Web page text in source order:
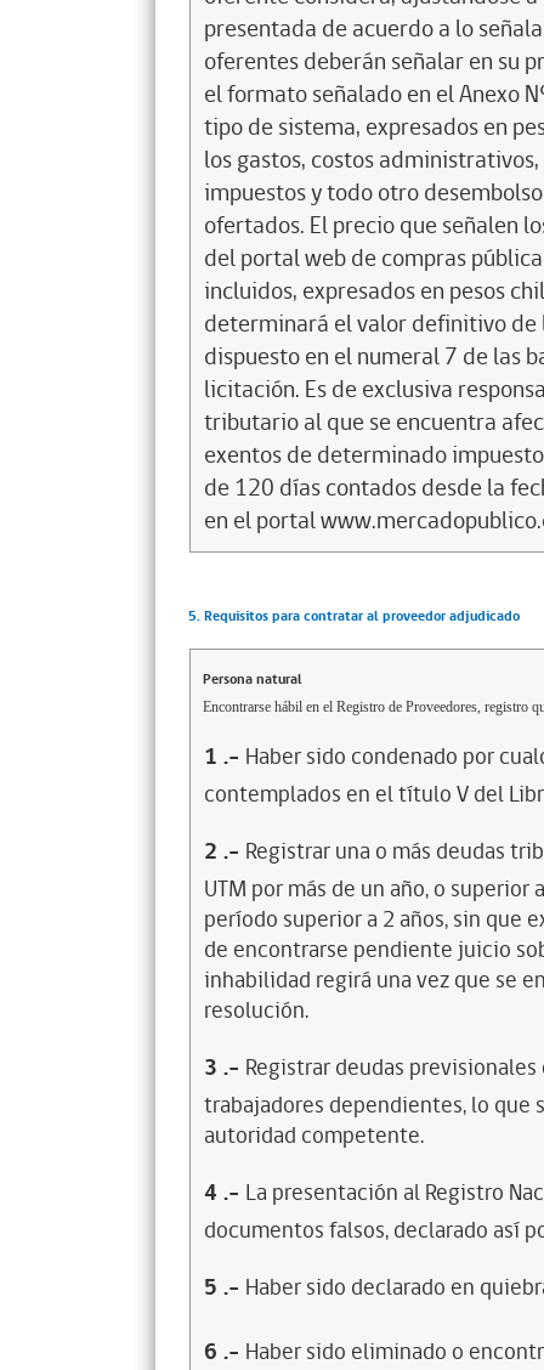
presentada de acuerdo a lo
oferentes deberán señalar en su
el formato señalado en el Anexo
tipo de sistema, expresados en
los gastos, costos
impuestos y todo otro
ofertados. El precio que señalen
del portal web de compras
incluidos, expresados en pesos
determinará el valor definitivo
dispuesto en el numeral 7 de las
licitación. Es de exclusiva
tributario al que se encuentra
exentos de determinado
de 120 días contados desde la
en el portal
5. Requisitos para contratar al proveedor adjudicado
Persona natural
Encontrarse hábil en el Registro de Proveedores, registro
1 .- Haber sido condenado por
contemplados en el título V del
2 .- Registrar una o más deudas
UTM por más de un año, o
período superior a 2 años, sin que
de encontrarse pendiente juicio
inhabilidad regirá una vez que se
resolución.
3 .- Registrar deudas
trabajadores dependientes, lo
autoridad competente.
4 .- La presentación al Registro
documentos falsos, declarado así
5 .- Haber sido declarado en
6 .- Haber sido eliminado o